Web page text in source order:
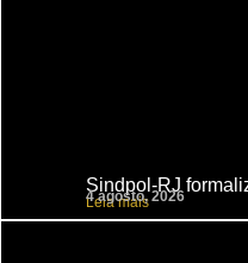
Sindpol-RJ
Leia mais
4 agosto, 2026